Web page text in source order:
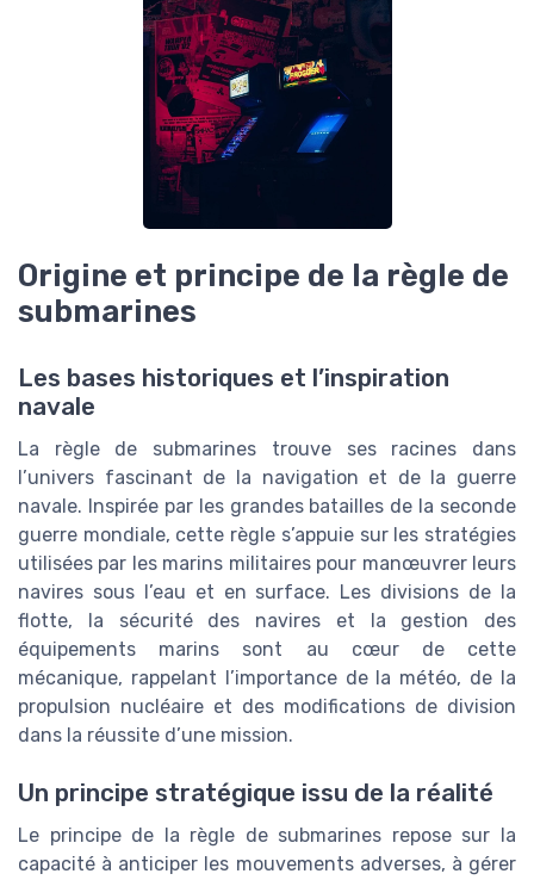
Origine et principe de la règle de
submarines
Les bases historiques et l’inspiration
navale
La règle de submarines trouve ses racines dans
l’univers fascinant de la navigation et de la guerre
navale. Inspirée par les grandes batailles de la seconde
guerre mondiale, cette règle s’appuie sur les stratégies
utilisées par les marins militaires pour manœuvrer leurs
navires sous l’eau et en surface. Les divisions de la
flotte, la sécurité des navires et la gestion des
équipements marins sont au cœur de cette
mécanique, rappelant l’importance de la météo, de la
propulsion nucléaire et des modifications de division
dans la réussite d’une mission.
Un principe stratégique issu de la réalité
Le principe de la règle de submarines repose sur la
capacité à anticiper les mouvements adverses, à gérer